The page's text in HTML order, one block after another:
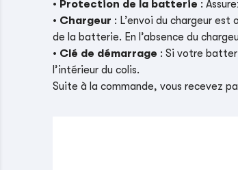
• Protection de la batterie :
• Chargeur : L’envoi du chargeur
de la batterie. En l’absence du
• Clé de démarrage : Si votre
l’intérieur du colis.
Suite à la commande, vous recevez